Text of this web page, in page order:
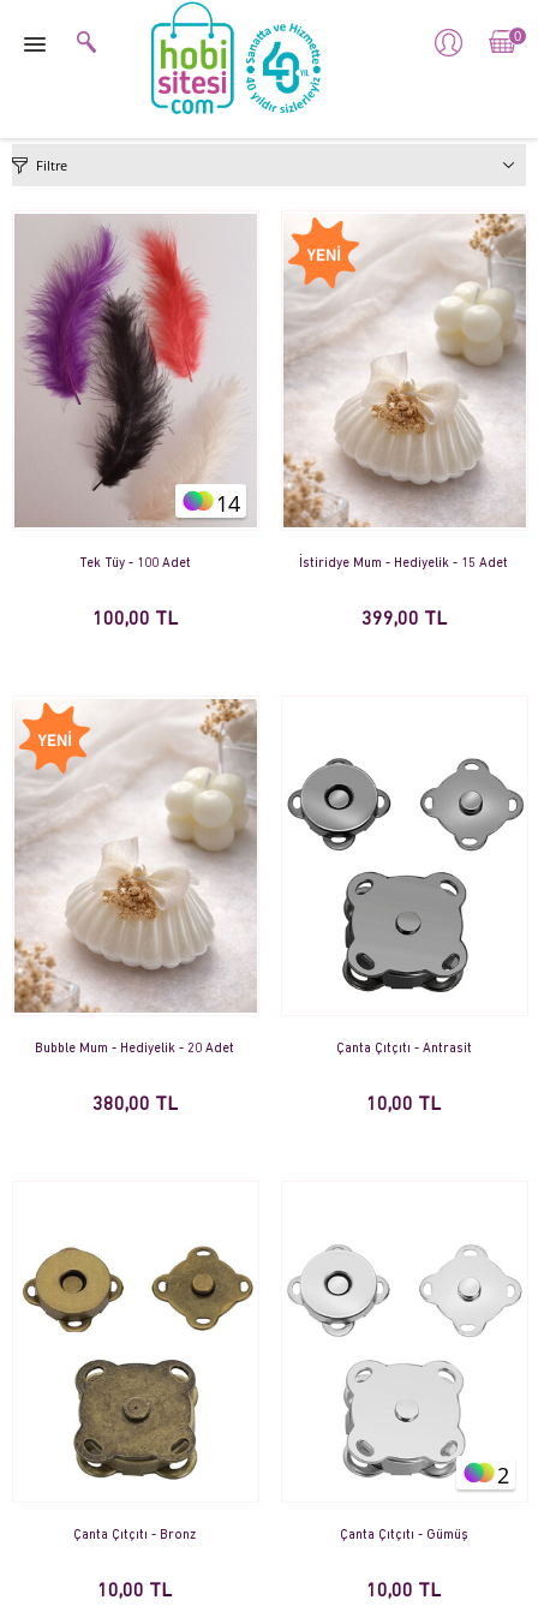
0
Filtre
14
Tek Tüy - 100 Adet
100,00 TL
İstiridye Mum - Hediyelik - 15 Adet
399,00 TL
Bubble Mum - Hediyelik - 20 Adet
380,00 TL
Çanta Çıtçıtı - Antrasit
10,00 TL
Çanta Çıtçıtı - Bronz
10,00 TL
2
Çanta Çıtçıtı - Gümüş
10,00 TL